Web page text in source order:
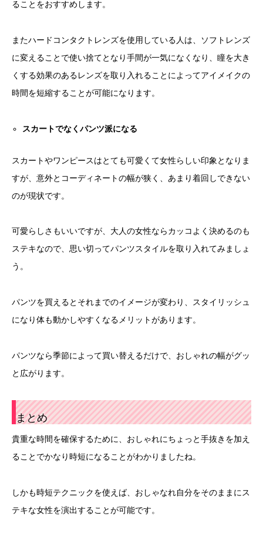
ることをおすすめします。
またハードコンタクトレンズを使用している人は、ソフトレンズ
に変えることで使い捨てとなり手間が一気になくなり、瞳を大き
くする効果のあるレンズを取り入れることによってアイメイクの
時間を短縮することが可能になります。
スカートでなくパンツ派になる
スカートやワンピースはとても可愛くて女性らしい印象となりま
すが、意外とコーディネートの幅が狭く、あまり着回しできない
のが現状です。
可愛らしさもいいですが、大人の女性ならカッコよく決めるのも
ステキなので、思い切ってパンツスタイルを取り入れてみましょ
う。
パンツを買えるとそれまでのイメージが変わり、スタイリッシュ
になり体も動かしやすくなるメリットがあります。
パンツなら季節によって買い替えるだけで、おしゃれの幅がグッ
と広がります。
まとめ
貴重な時間を確保するために、おしゃれにちょっと手抜きを加え
ることでかなり時短になることがわかりましたね。
しかも時短テクニックを使えば、おしゃなれ自分をそのままにス
テキな女性を演出することが可能です。